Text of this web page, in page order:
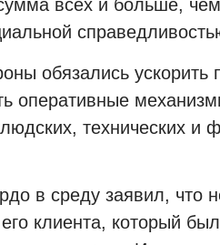
всех и больше,
обязались ускорить
оперативные
технических и
в среду заявил, что
клиента, который